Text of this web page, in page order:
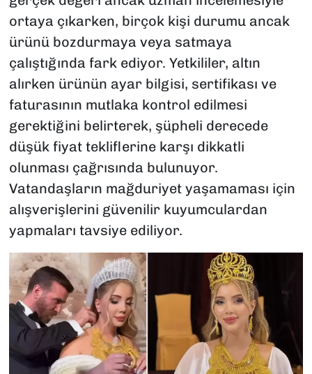
ortaya çıkarken, birçok kişi durumu ancak
ürünü bozdurmaya veya satmaya
çalıştığında fark ediyor. Yetkililer, altın
alırken ürünün ayar bilgisi, sertifikası ve
faturasının mutlaka kontrol edilmesi
gerektiğini belirterek, şüpheli derecede
düşük fiyat tekliflerine karşı dikkatli
olunması çağrısında bulunuyor.
Vatandaşların mağduriyet yaşamaması için
alışverişlerini güvenilir kuyumculardan
yapmaları tavsiye ediliyor.